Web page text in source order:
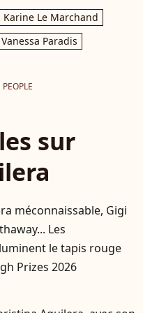
Karine Le Marchand
Vanessa Paradis
sur
méconnaissable, Gigi
Les
le tapis rouge
Prizes 2026